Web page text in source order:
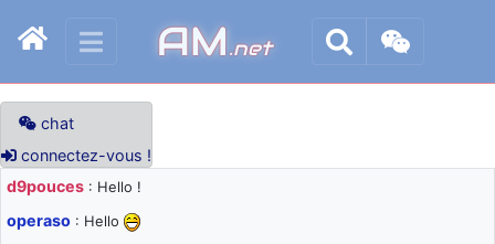
AM.net
chat
connectez-vous !
d9pouces : Hello !
operaso : Hello